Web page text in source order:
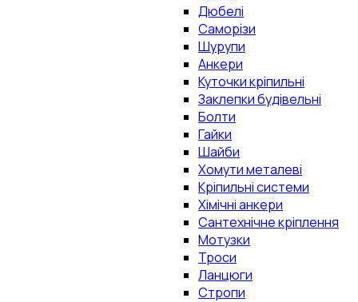
Дюбелі
Саморізи
Шурупи
Анкери
Куточки кріпильні
Заклепки будівельні
Болти
Гайки
Шайби
Хомути металеві
Кріпильні системи
Хімічні анкери
Сантехнічне кріплення
Мотузки
Троси
Ланцюги
Стропи